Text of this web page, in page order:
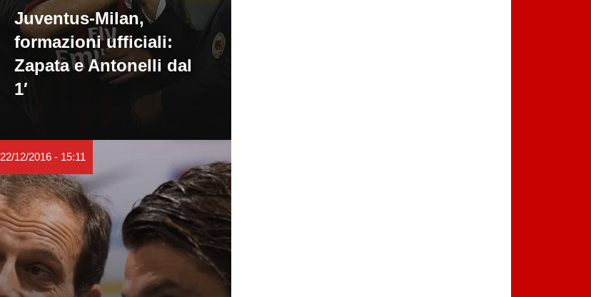
Juventus-Milan,
formazioni ufficiali:
Zapata e Antonelli dal
1′
22/12/2016 - 15:11